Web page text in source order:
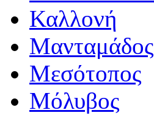
Καλλονή
Μανταμάδος
Μεσότοπος
Μόλυβος